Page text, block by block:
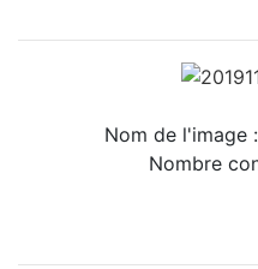
Nom de l'image :
Nombre